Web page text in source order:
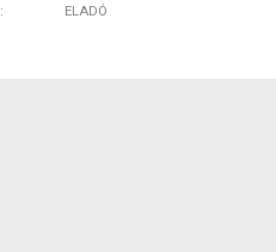
ELADÓ